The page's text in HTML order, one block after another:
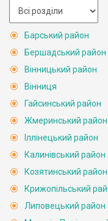
Барський район
Бершадський район
Вінницький район
Вінниця
Гайсинський район
Жмеринський район
Іллінецький район
Калинівський район
Козятинський район
Крижопільський
Липовецький район